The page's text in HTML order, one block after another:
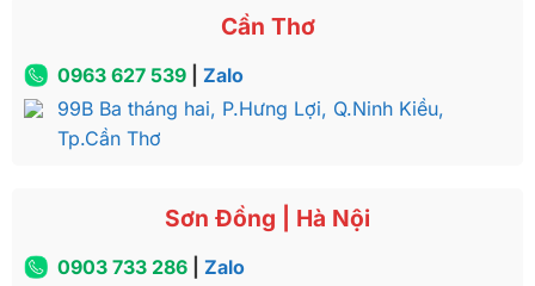
Cần Thơ
0963 627 539| Zalo
99B Ba tháng hai, P.Hưng Lợi, Q.Ninh Kiều,
Tp.Cần Thơ
Sơn Đồng | Hà Nội
0903 733 286| Zalo